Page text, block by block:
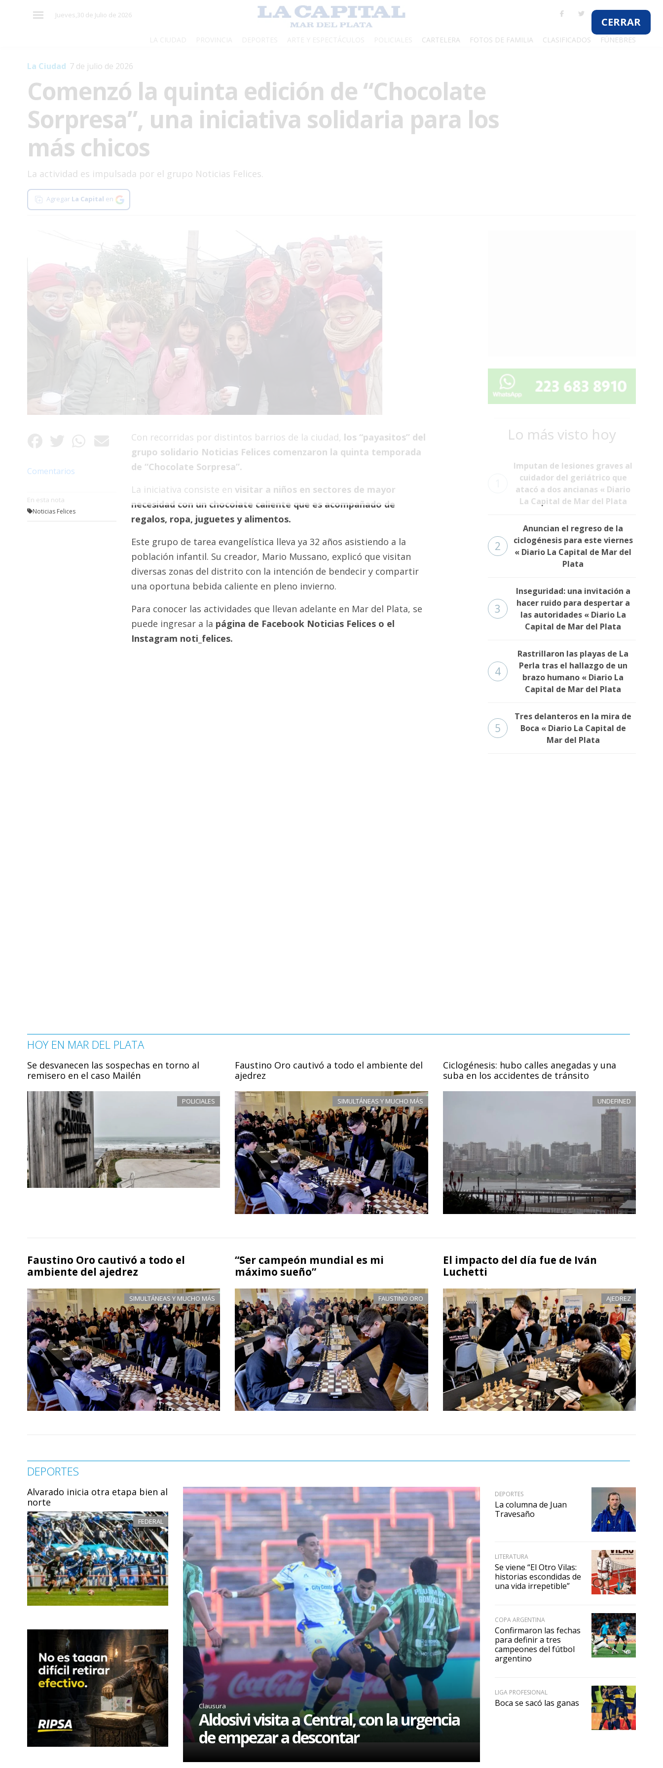
Jueves,30 de Julio de 2026
CARTELERA FOTOS DE FAMILIA CLASIFICADOS FÚNEBRES
Mundo
Zona
Cultura
Tecnología
Gastronomía
Ciudad
Deportes
La Ciudad 7 de julio de 2026
Comenzó la quinta edición de “Chocolate
Sorpresa”, una iniciativa solidaria para los
más chicos
La actividad es impulsada por el grupo Noticias Felices.
Agregar La Capital en
Comentarios
En esta nota
Noticias Felices
Con recorridas por distintos barrios de la ciudad, los “payasitos” del
grupo solidario Noticias Felices comenzaron la quinta temporada
de “Chocolate Sorpresa”.
La iniciativa consiste en visitar a niños en sectores de mayor
necesidad con un chocolate caliente que es acompañado de
regalos, ropa, juguetes y alimentos.
Este grupo de tarea evangelística lleva ya 32 años asistiendo a la
población infantil. Su creador, Mario Mussano, explicó que visitan
diversas zonas del distrito con la intención de bendecir y compartir
una oportuna bebida caliente en pleno invierno.
Para conocer las actividades que llevan adelante en Mar del Plata, se
puede ingresar a la página de Facebook Noticias Felices o el
Instagram noti_felices.
Lo más visto hoy
Imputan de lesiones graves al
cuidador del geriátrico que
atacó a dos ancianas « Diario
La Capital de Mar del Plata
2
Anuncian el regreso de la
ciclogénesis para este viernes
« Diario La Capital de Mar del
Plata
3
Inseguridad: una invitación a
hacer ruido para despertar a
las autoridades « Diario La
Capital de Mar del Plata
4
Rastrillaron las playas de La
Perla tras el hallazgo de un
brazo humano « Diario La
Capital de Mar del Plata
5
Tres delanteros en la mira de
Boca « Diario La Capital de
Mar del Plata
HOY EN MAR DEL PLATA
Se desvanecen las sospechas en torno al
remisero en el caso Mailén
POLICIALES
Faustino Oro cautivó a todo el ambiente del
ajedrez
SIMULTÁNEAS Y MUCHO MÁS
Ciclogénesis: hubo calles anegadas y una
suba en los accidentes de tránsito
UNDEFINED
Faustino Oro cautivó a todo el
ambiente del ajedrez
SIMULTÁNEAS Y MUCHO MÁS
“Ser campeón mundial es mi
máximo sueño”
FAUSTINO ORO
El impacto del día fue de Iván
Luchetti
AJEDREZ
DEPORTES
Alvarado inicia otra etapa bien al
norte
FEDERAL
Clausura
Aldosivi visita a Central, con la urgencia
de empezar a descontar
DEPORTES
La columna de Juan
Travesaño
LITERATURA
Se viene “El Otro Vilas:
historias escondidas de
una vida irrepetible”
COPA ARGENTINA
Confirmaron las fechas
para definir a tres
campeones del fútbol
argentino
LIGA PROFESIONAL
Boca se sacó las ganas